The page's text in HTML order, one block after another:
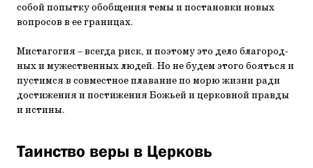
собой попытку обобщения те­мы и постановки новых
вопросов в ее границах.
Мистагогия – всегда риск, и поэтому это дело благород­
ных и мужественных людей. Но не будем этого бояться и
пу­стимся в совместное плавание по морю жизни ради
достиже­ния и постижения Божьей и церковной правды
и истины.
Таинство веры в Церковь